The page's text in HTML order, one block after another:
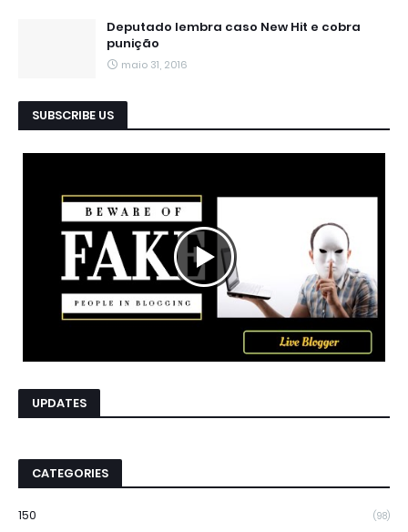
Deputado lembra caso New Hit e cobra
punição
maio 31, 2016
SUBSCRIBE US
UPDATES
CATEGORIES
150 (98)